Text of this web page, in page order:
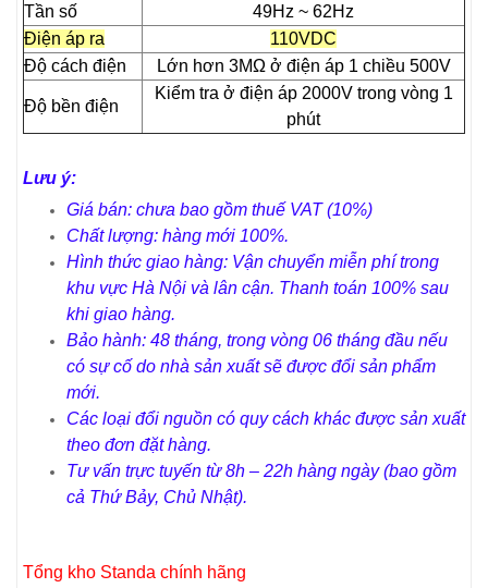
Tần số
49Hz ~ 62Hz
Điện áp ra
110VDC
Độ cách điện
Lớn hơn 3MΩ ở điện áp 1 chiều 500V
Độ bền điện
Kiểm tra ở điện áp 2000V trong vòng 1
phút
Lưu ý:
Giá bán: chưa bao gồm thuế VAT (10%)
Chất lượng: hàng mới 100%.
Hình thức giao hàng: Vận chuyển miễn phí trong
khu vực Hà Nội và lân cận. Thanh toán 100% sau
khi giao hàng.
Bảo hành: 48 tháng, trong vòng 06 tháng đầu nếu
có sự cố do nhà sản xuất sẽ được đổi sản phẩm
mới.
Các loại đổi nguồn có quy cách khác được sản xuất
theo đơn đặt hàng.
Tư vấn trực tuyến từ 8h – 22h hàng ngày (bao gồm
cả Thứ Bảy, Chủ Nhật).
Tổng kho Standa chính hãng